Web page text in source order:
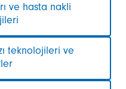
ve hasta nakli
teknolojileri ve